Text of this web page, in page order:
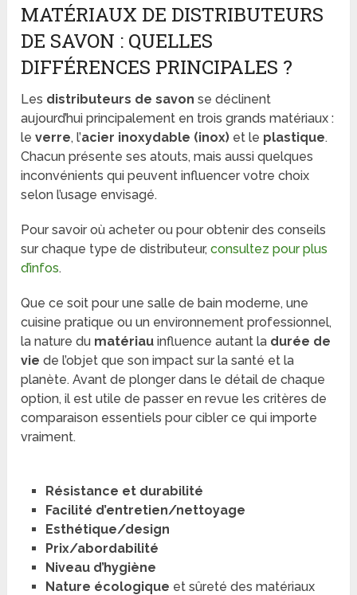
MATÉRIAUX DE DISTRIBUTEURS
DE SAVON : QUELLES
DIFFÉRENCES PRINCIPALES ?
Les distributeurs de savon se déclinent
aujourd’hui principalement en trois grands matériaux :
leverre, l’acier inoxydable (inox) et le plastique.
Chacun présente ses atouts, mais aussi quelques
inconvénients qui peuvent influencer votre choix
selon l’usage envisagé.
Pour savoir où acheter ou pour obtenir des conseils
sur chaque type de distributeur,consultez pour plus
d’infos.
Que ce soit pour une salle de bain moderne, une
cuisine pratique ou un environnement professionnel,
la nature du matériau influence autant la durée de
vie de l’objet que son impact sur la santé et la
planète. Avant de plonger dans le détail de chaque
option, il est utile de passer en revue les critères de
comparaison essentiels pour cibler ce qui importe
vraiment.
Résistance et durabilité
Facilité d’entretien/nettoyage
Esthétique/design
Prix/abordabilité
Niveau d’hygiène
Nature écologique et sûreté des matériaux